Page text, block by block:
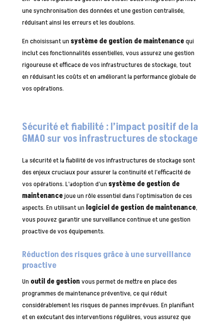
une synchronisation des données et une gestion centralisée,
réduisant ainsi les erreurs et les doublons.
En choisissant un système de gestion de maintenancequi
inclut ces fonctionnalités essentielles, vous assurez une gestion
rigoureuse et efficace de vos infrastructures de stockage, tout
en réduisant les coûts et en améliorant la performance globale de
vos opérations.
Sécurité et fiabilité : l’impact positif de la
GMAO sur vos infrastructures de stockage
La sécurité et la fiabilité de vos infrastructures de stockage sont
des enjeux cruciaux pour assurer la continuité et l’efficacité de
vos opérations. L’adoption d’un système de gestion de
maintenancejoue un rôle essentiel dans l’optimisation de ces
aspects. En utilisant un logiciel de gestion de maintenance,
vous pouvez garantir une surveillance continue et une gestion
proactive de vos équipements.
Réduction des risques grâce à une surveillance
proactive
Un outil de gestion vous permet de mettre en place des
programmes de maintenance préventive, ce qui réduit
considérablement les risques de pannes imprévues. En planifiant
et en exécutant des interventions régulières, vous assurez que